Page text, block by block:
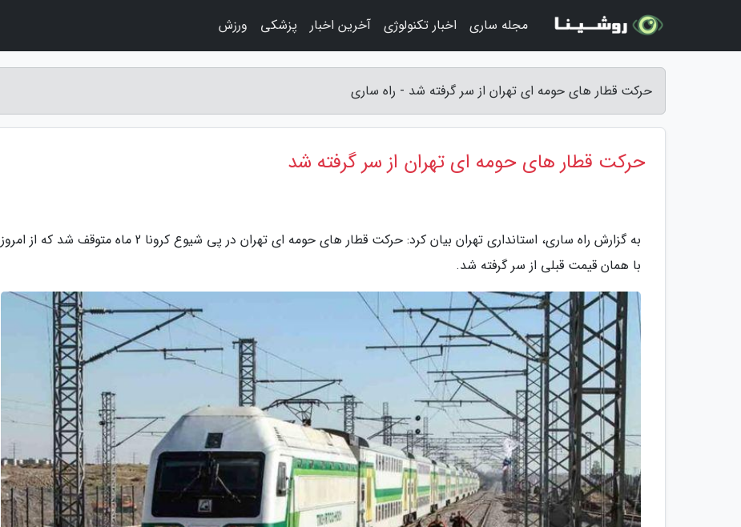
حرکت قطار های حومه ای تهران از سر گرفته شد - راه ساری
حرکت قطار های حومه ای تهران از سر گرفته شد
به گزارش راه ساری، استانداری تهران بیان کرد: حرکت قطار های حومه ای تهران در پی شیوع کرونا 2 ماه متوقف شد که از امروز
با همان قیمت قبلی از سر گرفته شد.
مجله ساری اخبار تکنولوژی آخرین اخبار پزشکی ورزش